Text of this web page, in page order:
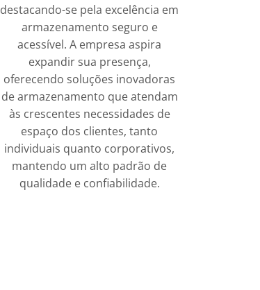
destacando-se pela excelência em
armazenamento seguro e
acessível. A empresa aspira
expandir sua presença,
oferecendo soluções inovadoras
de armazenamento que atendam
às crescentes necessidades de
espaço dos clientes, tanto
individuais quanto corporativos,
mantendo um alto padrão de
qualidade e confiabilidade.